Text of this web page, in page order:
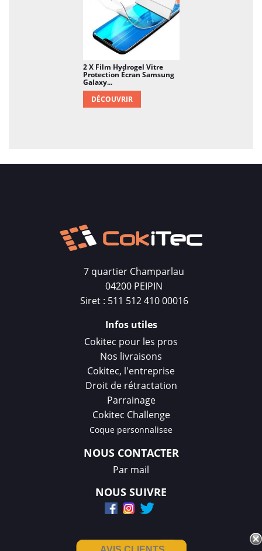
2 X Film Hydrogel Vitre
Protection Écran Samsung
Galaxy...
DÉCOUVRIR
7 quartier Champarlau
04200 PEIPIN
Siret : 511 512 410 00016
Infos utiles
Cokitec pour les pros
Nos livraisons
Cokitec, l'entreprise
Droit de rétractation
Parrainage
Cokitec Challenge
Coque personnalisee
NOUS CONTACTER
Par mail
NOUS SUIVRE